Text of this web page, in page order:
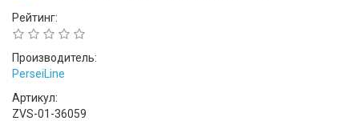
Рейтинг:
Производитель:
PerseiLine
Артикул:
ZVS-01-36059